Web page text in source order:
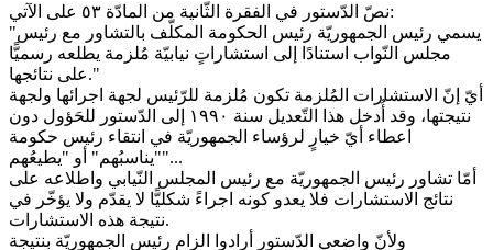
نصّ الدّستور في الفقرة الثّانية من المادّة ٥٣ على الآتي:
"يسمي رئيس الجمهوريّة رئيس الحكومة المكلّف بالتشاور مع رئيس
مجلس النّواب استنادًا إلى استشاراتٍ نيابيّة مُلزمة يطلعه رسميًّا
على نتائجها."
أيّ إنّ الاستشارات المُلزمة تكون مُلزمة للرّئيس لجهة اجرائها ولجهة
نتيجتها، وقد أُدخل هذا التّعديل سنة ١٩٩٠ إلى الدّستور للحَؤول دون
اعطاء أيّ خيارٍ لرؤساء الجمهوريّة في انتقاء رئيس حكومة
"يناسبُهم" أو "يطيعُهم"...
أمّا تشاور رئيس الجمهوريّة مع رئيس المجلس النّيابي واطلاعه على
نتائج الاستشارات فلا يعدو كونه اجراءً شكليًّا لا يقدّم ولا يؤخّر في
نتيجة هذه الاستشارات.
ولأنّ واضعي الدّستور أرادوا الزام رئيس الجمهوريّة بنتيجة